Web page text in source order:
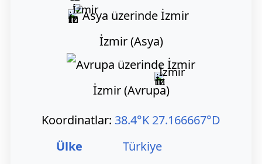
İzmir
İzmir (Asya)
İzmir
İzmir (Avrupa)
Koordinatlar: 38.4°K 27.166667°D
Ülke
Türkiye